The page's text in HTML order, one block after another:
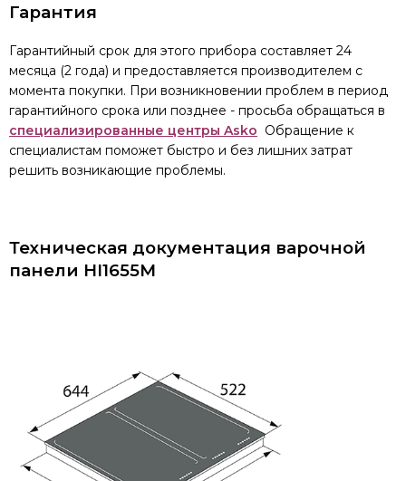
Гарантия
Гарантийный срок для этого прибора составляет 24
месяца (2 года) и предоставляется производителем с
момента покупки. При возникновении проблем в период
гарантийного срока или позднее - просьба обращаться в
специализированные центры Asko Обращение к
специалистам поможет быстро и без лишних затрат
решить возникающие проблемы.
Техническая документация варочной
панели HI1655M